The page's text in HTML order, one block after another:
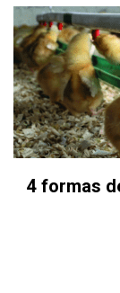
4 formas